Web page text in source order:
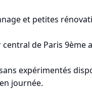
et petites
de Paris 9ème
expérimentés
journée.